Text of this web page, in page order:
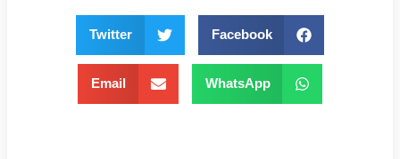
Facebook
Twitter
WhatsApp
Email